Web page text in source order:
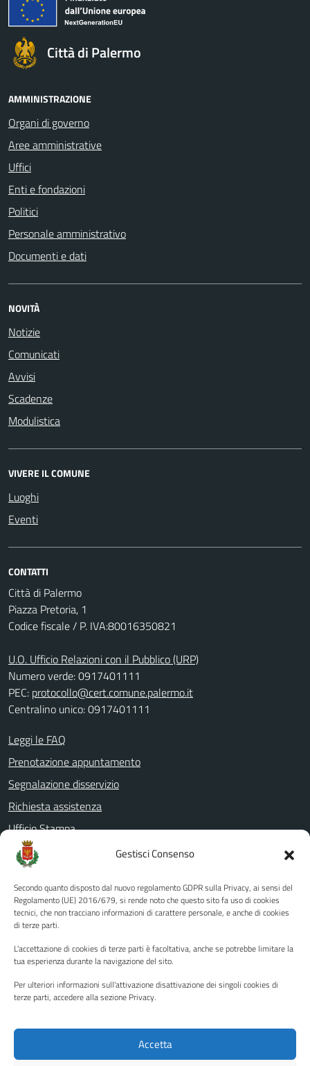
Gestisci Consenso
Secondo quanto disposto dal nuovo regolamento GDPR sulla Privacy, ai sensi del
Regolamento (UE) 2016/679, si rende noto che questo sito fa uso di cookies
tecnici, che non tracciano informazioni di carattere personale, e anche di cookies
di terze parti.
L'accettazione di cookies di terze parti è facoltativa, anche se potrebbe limitare la
tua esperienza durante la navigazione del sito.
Per ulteriori informazioni sull'attivazione disattivazione dei singoli cookies di
terze parti, accedere alla sezione Privacy.
Accetta
Città di Palermo
AMMINISTRAZIONE
Organi di governo
Aree amministrative
Uffici
Enti e fondazioni
Politici
Personale amministrativo
Documenti e dati
NOVITÀ
Notizie
Comunicati
Avvisi
Scadenze
Modulistica
VIVERE IL COMUNE
Luoghi
Eventi
CONTATTI
Città di Palermo
Piazza Pretoria, 1
Codice fiscale / P. IVA:80016350821
U.O. Ufficio Relazioni con il Pubblico (URP)
Numero verde: 0917401111
PEC: protocollo@cert.comune.palermo.it
Centralino unico: 0917401111
Leggi le FAQ
Prenotazione appuntamento
Segnalazione disservizio
Richiesta assistenza
Ufficio Stampa
Amministrazione Trasparente
Albo pretorio
Informativa privacy
Note legali
Piano di miglioramento del sito
Instagram